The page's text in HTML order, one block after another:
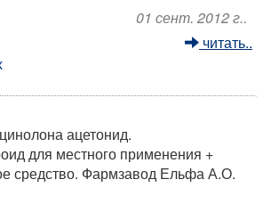
01 сент. 2012 г..
читать..
ацетонид.
для местного применения +
средство. Фармзавод Ельфа А.О.